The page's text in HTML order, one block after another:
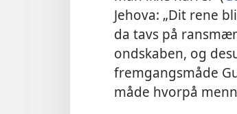
Jehova: „Dit rene
da tavs på
ondskaben, og
fremgangsmåde
måde hvorpå